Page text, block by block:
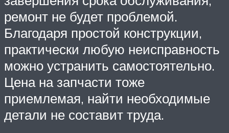
ремонт не будет проблемой.
Благодаря простой конструкции,
практически любую неисправность
можно устранить самостоятельно.
Цена на запчасти тоже
приемлемая, найти необходимые
детали не составит труда.